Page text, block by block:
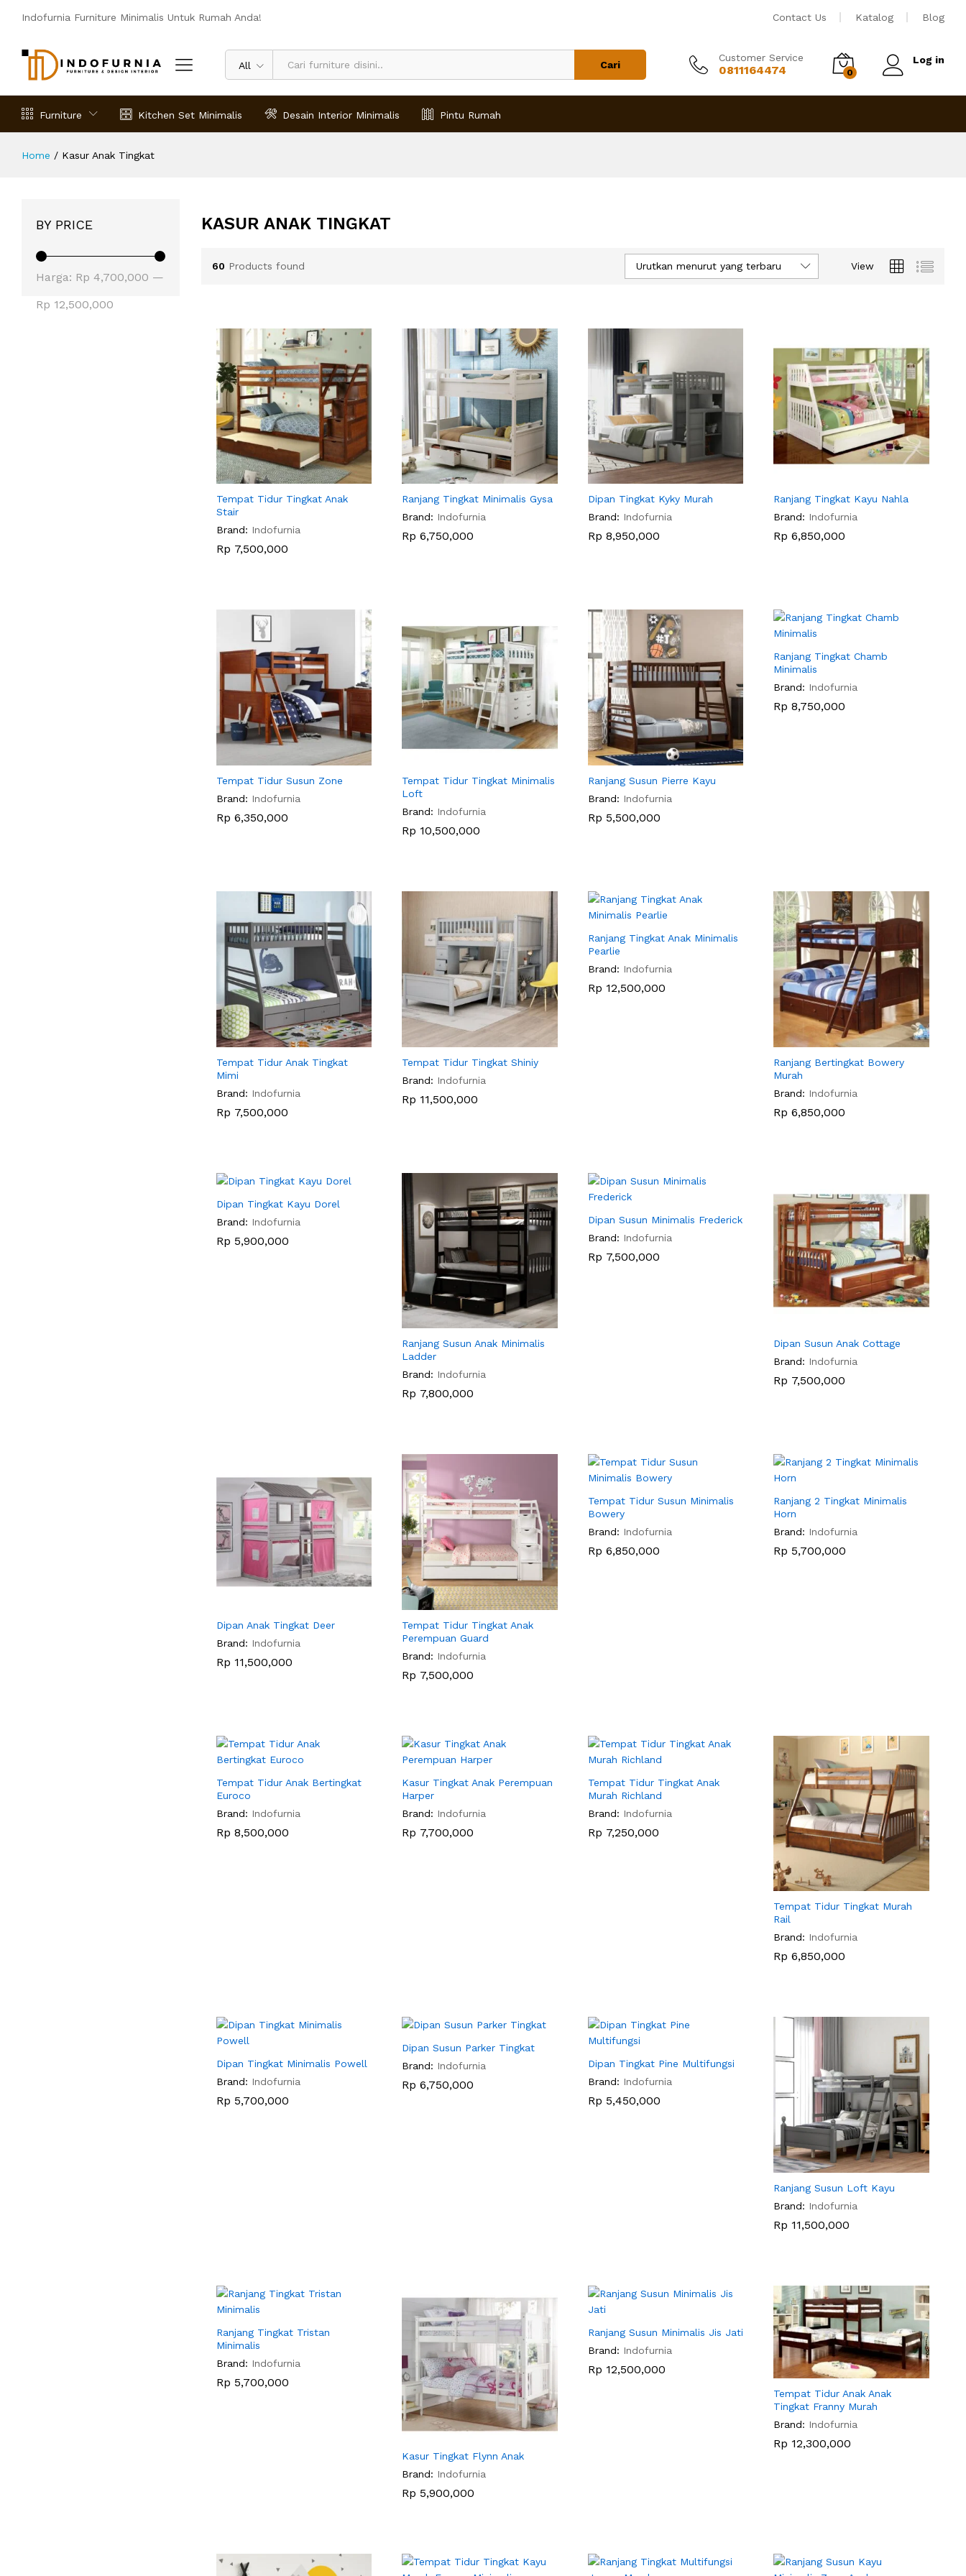
Indofurnia Furniture Minimalis Untuk Rumah Anda! Contact Us Katalog Blog
All Cari
Customer Service
0811164474 0
Log in
Furniture Kitchen Set Minimalis Desain Interior Minimalis Pintu Rumah
Home / Kasur Anak Tingkat
KASUR ANAK TINGKAT
60 Products found View
Urutkan menurut yang terbaru
Tempat Tidur Tingkat Anak
Stair
Brand: Indofurnia
Rp 7,500,000
Rp 7,500,000
Ranjang Tingkat Minimalis Gysa
Brand: Indofurnia
Rp 6,750,000
Rp 6,750,000
Dipan Tingkat Kyky Murah
Brand: Indofurnia
Rp 8,950,000
Rp 8,950,000
Ranjang Tingkat Kayu Nahla
Brand: Indofurnia
Rp 6,850,000
Rp 6,850,000
Tempat Tidur Susun Zone
Brand: Indofurnia
Rp 6,350,000
Rp 6,350,000
Tempat Tidur Tingkat Minimalis
Loft
Brand: Indofurnia
Rp 10,500,000
Rp 10,500,000
Ranjang Susun Pierre Kayu
Brand: Indofurnia
Rp 5,500,000
Rp 5,500,000
Ranjang Tingkat Chamb
Minimalis
Brand: Indofurnia
Rp 8,750,000
Rp 8,750,000
Tempat Tidur Anak Tingkat
Mimi
Brand: Indofurnia
Rp 7,500,000
Rp 7,500,000
Tempat Tidur Tingkat Shiniy
Brand: Indofurnia
Rp 11,500,000
Rp 11,500,000
Ranjang Tingkat Anak Minimalis
Pearlie
Brand: Indofurnia
Rp 12,500,000
Rp 12,500,000
Ranjang Bertingkat Bowery
Murah
Brand: Indofurnia
Rp 6,850,000
Rp 6,850,000
Dipan Tingkat Kayu Dorel
Brand: Indofurnia
Rp 5,900,000
Rp 5,900,000
Ranjang Susun Anak Minimalis
Ladder
Brand: Indofurnia
Rp 7,800,000
Rp 7,800,000
Dipan Susun Minimalis Frederick
Brand: Indofurnia
Rp 7,500,000
Rp 7,500,000
Dipan Susun Anak Cottage
Brand: Indofurnia
Rp 7,500,000
Rp 7,500,000
Dipan Anak Tingkat Deer
Brand: Indofurnia
Rp 11,500,000
Rp 11,500,000
Tempat Tidur Tingkat Anak
Perempuan Guard
Brand: Indofurnia
Rp 7,500,000
Rp 7,500,000
Tempat Tidur Susun Minimalis
Bowery
Brand: Indofurnia
Rp 6,850,000
Rp 6,850,000
Ranjang 2 Tingkat Minimalis
Horn
Brand: Indofurnia
Rp 5,700,000
Rp 5,700,000
Tempat Tidur Anak Bertingkat
Euroco
Brand: Indofurnia
Rp 8,500,000
Rp 8,500,000
Kasur Tingkat Anak Perempuan
Harper
Brand: Indofurnia
Rp 7,700,000
Rp 7,700,000
Tempat Tidur Tingkat Anak
Murah Richland
Brand: Indofurnia
Rp 7,250,000
Rp 7,250,000
Tempat Tidur Tingkat Murah
Rail
Brand: Indofurnia
Rp 6,850,000
Rp 6,850,000
Dipan Tingkat Minimalis Powell
Brand: Indofurnia
Rp 5,700,000
Rp 5,700,000
Dipan Susun Parker Tingkat
Brand: Indofurnia
Rp 6,750,000
Rp 6,750,000
Dipan Tingkat Pine Multifungsi
Brand: Indofurnia
Rp 5,450,000
Rp 5,450,000
Ranjang Susun Loft Kayu
Brand: Indofurnia
Rp 11,500,000
Rp 11,500,000
Ranjang Tingkat Tristan
Minimalis
Brand: Indofurnia
Rp 5,700,000
Rp 5,700,000
Kasur Tingkat Flynn Anak
Brand: Indofurnia
Rp 5,900,000
Rp 5,900,000
Ranjang Susun Minimalis Jis Jati
Brand: Indofurnia
Rp 12,500,000
Rp 12,500,000
Tempat Tidur Anak Anak
Tingkat Franny Murah
Brand: Indofurnia
Rp 12,300,000
Rp 12,300,000
BY PRICE
Harga: Rp 4,700,000 —
Rp 12,500,000